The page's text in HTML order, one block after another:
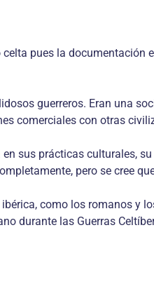
pues la documentación
guerreros. Eran una
comerciales con otras
sus prácticas culturales,
pero se cree
como los romanos y
durante las Guerras